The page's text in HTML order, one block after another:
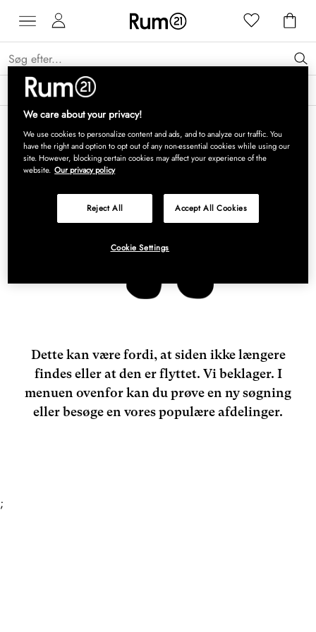
Få 15 % på Grythyttan Stålmöbler* →
Dette kan være fordi, at siden ikke længere
findes eller at den er flyttet. Vi beklager. I
menuen ovenfor kan du prøve en ny søgning
eller besøge en vores populære afdelinger.
;
We care about your privacy!
We use cookies to personalize content and ads, and to analyze our traffic. You
have the right and option to opt out of any non-essential cookies while using our
site. However, blocking certain cookies may affect your experience of the
website. Our privacy policy
Reject All Accept All Cookies
Cookie Settings